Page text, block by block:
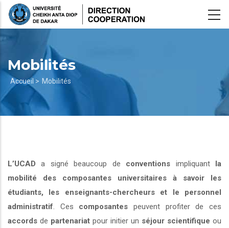
Aller
Mobilités
Fil
d'Ariane
Accueil > Mobilités
L’UCAD a signé beaucoup de conventions impliquant la
mobilité des composantes universitaires à savoir les
étudiants, les enseignants-chercheurs et le personnel
administratif . Ces composantes peuvent profiter de ces
accords de partenariat pour initier un séjour scientifique ou